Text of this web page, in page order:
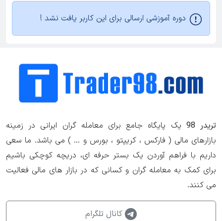
دوره آموزشی ارسالی برای این کاربر یافت نشد !
تریدر 98
یک پایگاه جامع برای معامله گران ایرانی در زمینه
بازارهای مالی ( فارکس ، کریپتو ، بورس و ... ) می باشد. ما سعی
داریم با فراهم آوردن یک بستر حرفه ای، دریچه کوچکی باشیم
برای کمک به معامله گران و کسانی که در بازار های مالی فعالیت
می کنند.
کانال تلگرام